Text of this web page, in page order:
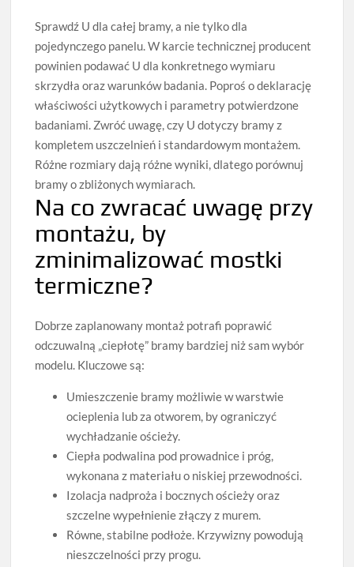
Sprawdź U dla całej bramy, a nie tylko dla
pojedynczego panelu. W karcie technicznej producent
powinien podawać U dla konkretnego wymiaru
skrzydła oraz warunków badania. Poproś o deklarację
właściwości użytkowych i parametry potwierdzone
badaniami. Zwróć uwagę, czy U dotyczy bramy z
kompletem uszczelnień i standardowym montażem.
Różne rozmiary dają różne wyniki, dlatego porównuj
bramy o zbliżonych wymiarach.
Na co zwracać uwagę przy
montażu, by
zminimalizować mostki
termiczne?
Dobrze zaplanowany montaż potrafi poprawić
odczuwalną „ciepłotę” bramy bardziej niż sam wybór
modelu. Kluczowe są:
Umieszczenie bramy możliwie w warstwie
ocieplenia lub za otworem, by ograniczyć
wychładzanie ościeży.
Ciepła podwalina pod prowadnice i próg,
wykonana z materiału o niskiej przewodności.
Izolacja nadproża i bocznych ościeży oraz
szczelne wypełnienie złączy z murem.
Równe, stabilne podłoże. Krzywizny powodują
nieszczelności przy progu.